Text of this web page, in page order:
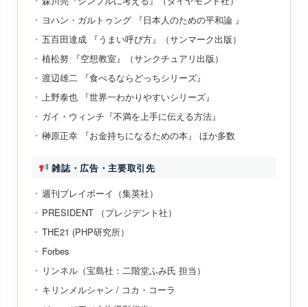
ヨハン・ガルトゥング 『日本人のための平和論 』
五百田達成 『うまい呼び方』（サンマーク出版）
植松努 『空想教室』（サンクチュアリ出版）
渡辺雄二 『食べるならどっちシリーズ』
上野泰也 『世界一わかりやすいシリーズ』
ガイ・ウィンチ『不満を上手に伝える方法』
榊原正幸 『お金持ちになるための本』 ほか多数
雑誌・広告・主要取引先
週刊プレイボーイ（集英社）
PRESIDENT （プレジデント社）
THE21 (PHP研究所）
Forbes
リンネル（宝島社：二階堂ふみ氏 担当）
キリンメルシャン / コカ・コーラ